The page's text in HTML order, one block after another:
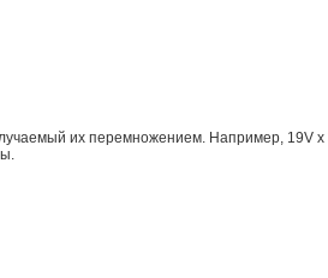
их перемножением. Например, 19V x